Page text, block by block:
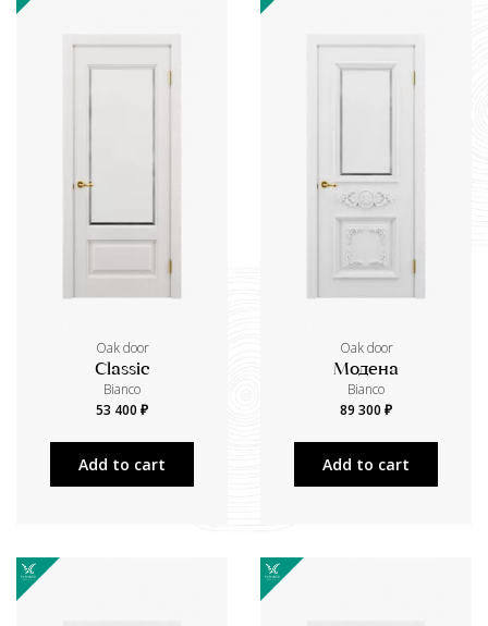
Oak door
Classic
Bianco
53 400 ₽
Add to cart
Oak door
Модена
Bianco
89 300 ₽
Add to cart